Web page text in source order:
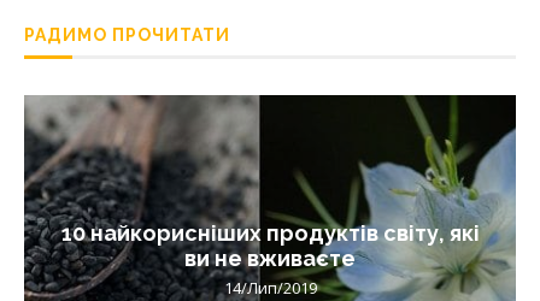
РАДИМО ПРОЧИТАТИ
10 найкорисніших продуктів світу, які
ви не вживаєте
14/Лип/2019